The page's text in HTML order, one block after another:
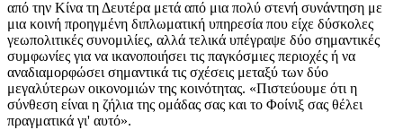
από την Κίνα τη Δευτέρα μετά από μια πολύ στενή συνάντηση με
μια κοινή προηγμένη διπλωματική υπηρεσία που είχε δύσκολες
γεωπολιτικές συνομιλίες, αλλά τελικά υπέγραψε δύο σημαντικές
συμφωνίες για να ικανοποιήσει τις παγκόσμιες περιοχές ή να
αναδιαμορφώσει σημαντικά τις σχέσεις μεταξύ των δύο
μεγαλύτερων οικονομιών της κοινότητας. «Πιστεύουμε ότι η
σύνθεση είναι η ζήλια της ομάδας σας και το Φοίνιξ σας θέλει
πραγματικά γι' αυτό».